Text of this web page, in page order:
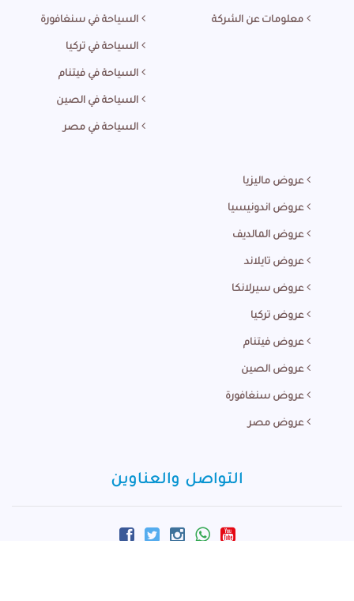
معلومات عن الشركة السياحة في سنغافورة
السياحة في تركيا
السياحة في فيتنام
السياحة في الصين
السياحة في مصر
عروض ماليزيا
عروض اندونيسيا
عروض المالديف
عروض تايلاند
عروض سيرلانكا
عروض تركيا
عروض فيتنام
عروض الصين
عروض سنغافورة
عروض مصر
التواصل والعناوين